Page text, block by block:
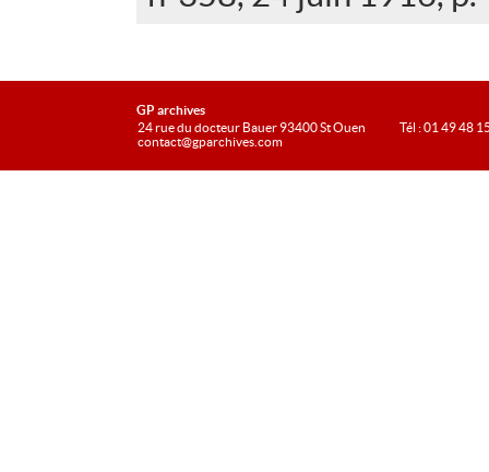
GP archives
24 rue du docteur Bauer 93400 St Ouen
contact@gparchives.com
Tél : 01 49 48